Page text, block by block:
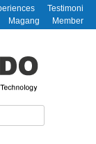
Testimoni
Magang
Member